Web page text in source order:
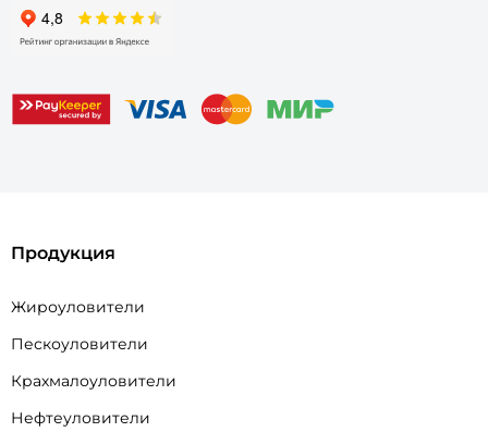
Продукция
Жироуловители
Пескоуловители
Крахмалоуловители
Нефтеуловители